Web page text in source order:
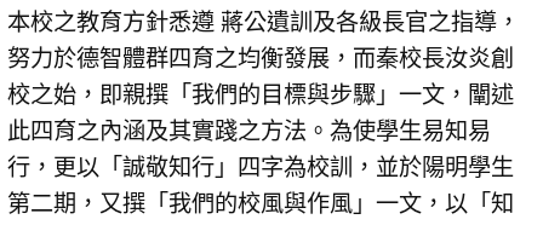
本校之教育方針悉遵 蔣公遺訓及各級長官之指導，
努力於德智體群四育之均衡發展，而秦校長汝炎創
校之始，即親撰「我們的目標與步驟」一文，闡述
此四育之內涵及其實踐之方法。為使學生易知易
行，更以「誠敬知行」四字為校訓，並於陽明學生
第二期，又撰「我們的校風與作風」一文，以「知